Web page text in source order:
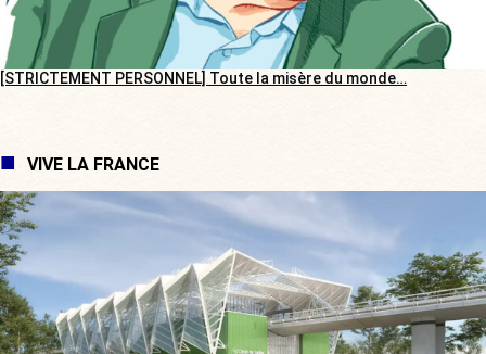
[STRICTEMENT PERSONNEL] Toute la misère du monde…
VIVE LA FRANCE